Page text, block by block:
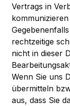
Vertrags in
rechtzeitige
nicht in dieser
Wenn Sie uns
übermitteln
aus, dass Sie